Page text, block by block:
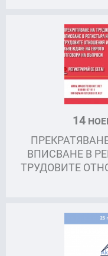
14
ВПИСВАНЕ В
ТРУДОВИТЕ